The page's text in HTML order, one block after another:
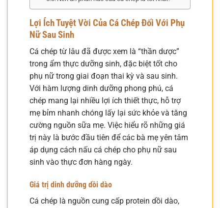
Lợi Ích Tuyệt Vời Của Cá Chép Đối Với Phụ
Nữ Sau Sinh
Cá chép từ lâu đã được xem là “thần dược”
trong ẩm thực dưỡng sinh, đặc biệt tốt cho
phụ nữ trong giai đoạn thai kỳ và sau sinh.
Với hàm lượng dinh dưỡng phong phú, cá
chép mang lại nhiều lợi ích thiết thực, hỗ trợ
mẹ bỉm nhanh chóng lấy lại sức khỏe và tăng
cường nguồn sữa mẹ. Việc hiểu rõ những giá
trị này là bước đầu tiên để các bà mẹ yên tâm
áp dụng cách nấu cá chép cho phụ nữ sau
sinh vào thực đơn hàng ngày.
Giá trị dinh dưỡng dồi dào
Cá chép là nguồn cung cấp protein dồi dào,